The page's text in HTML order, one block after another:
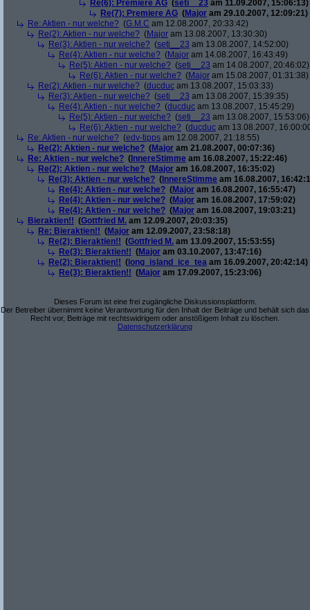
Re(6): Premiere AG (seti__23 am 11.09.2007, 15:06:13)
Re(7): Premiere AG (Major am 29.10.2007, 12:09:21)
Re: Aktien - nur welche? (G.M.C am 12.08.2007, 20:33:42)
Re(2): Aktien - nur welche? (Major am 13.08.2007, 13:30:30)
Re(3): Aktien - nur welche? (seti__23 am 13.08.2007, 14:52:00)
Re(4): Aktien - nur welche? (Major am 14.08.2007, 16:43:49)
Re(5): Aktien - nur welche? (seti__23 am 14.08.2007, 20:46:02)
Re(6): Aktien - nur welche? (Major am 15.08.2007, 01:31:38)
Re(2): Aktien - nur welche? (ducduc am 13.08.2007, 15:03:33)
Re(3): Aktien - nur welche? (seti__23 am 13.08.2007, 15:39:35)
Re(4): Aktien - nur welche? (ducduc am 13.08.2007, 15:45:29)
Re(5): Aktien - nur welche? (seti__23 am 13.08.2007, 15:53:06)
Re(6): Aktien - nur welche? (ducduc am 13.08.2007,
Re: Aktien - nur welche? (edv-tipps am 12.08.2007, 21:18:55)
Re(2): Aktien - nur welche? (Major am 21.08.2007, 00:07:36)
Re: Aktien - nur welche? ( InnereStimme am 16.08.2007, 15:22:46)
Re(2): Aktien - nur welche? (Major am 16.08.2007, 16:35:02)
Re(3): Aktien - nur welche? ( InnereStimme am 16.08.2007,
Re(4): Aktien - nur welche? (Major am 16.08.2007, 16:55:47)
Re(4): Aktien - nur welche? (Major am 16.08.2007, 17:59:02)
Re(4): Aktien - nur welche? (Major am 16.08.2007, 19:03:21)
Bieraktien!! (Gottfried M. am 12.09.2007, 20:03:35)
Re: Bieraktien!! (Major am 12.09.2007, 23:58:18)
Re(2): Bieraktien!! (Gottfried M. am 13.09.2007, 15:53:55)
Re(3): Bieraktien!! (Major am 03.10.2007, 13:47:16)
Re(2): Bieraktien!! ( long_island_ice_tea am 16.09.2007, 20:42:14)
Re(3): Bieraktien!! (Major am 17.09.2007, 15:23:06)
Dieses Forum ist eine frei zugängliche Diskussionsplattform.
Der Betreiber übernimmt keine Verantwortung für den Inhalt der Beiträge und behält sich das
Recht vor, Beiträge mit rechtswidrigem oder anstößigem Inhalt zu löschen.
Datenschutzerklärung